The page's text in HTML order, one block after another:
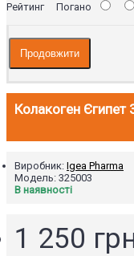
РейтингПогано
Продовжити
Колакоген
Виробник: Igea Pharma
Модель: 325003
В наявності
1 250